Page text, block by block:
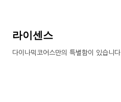
라이센스
다이나믹코어스만의 특별함이 있습니다.